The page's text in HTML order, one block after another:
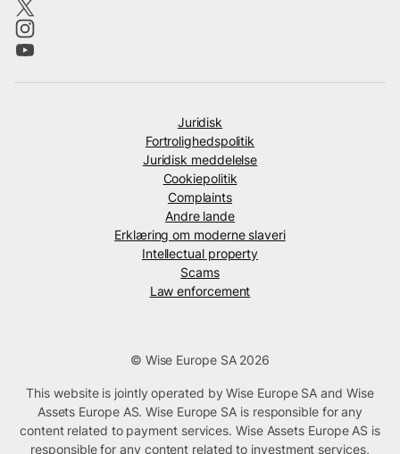
Juridisk
Fortrolighedspolitik
Juridisk meddelelse
Cookiepolitik
Complaints
Andre lande
Erklæring om moderne slaveri
Intellectual property
Scams
Law enforcement
© Wise Europe SA 2026
This website is jointly operated by Wise Europe SA and Wise
Assets Europe AS. Wise Europe SA is responsible for any
content related to payment services. Wise Assets Europe AS is
responsible for any content related to investment services,